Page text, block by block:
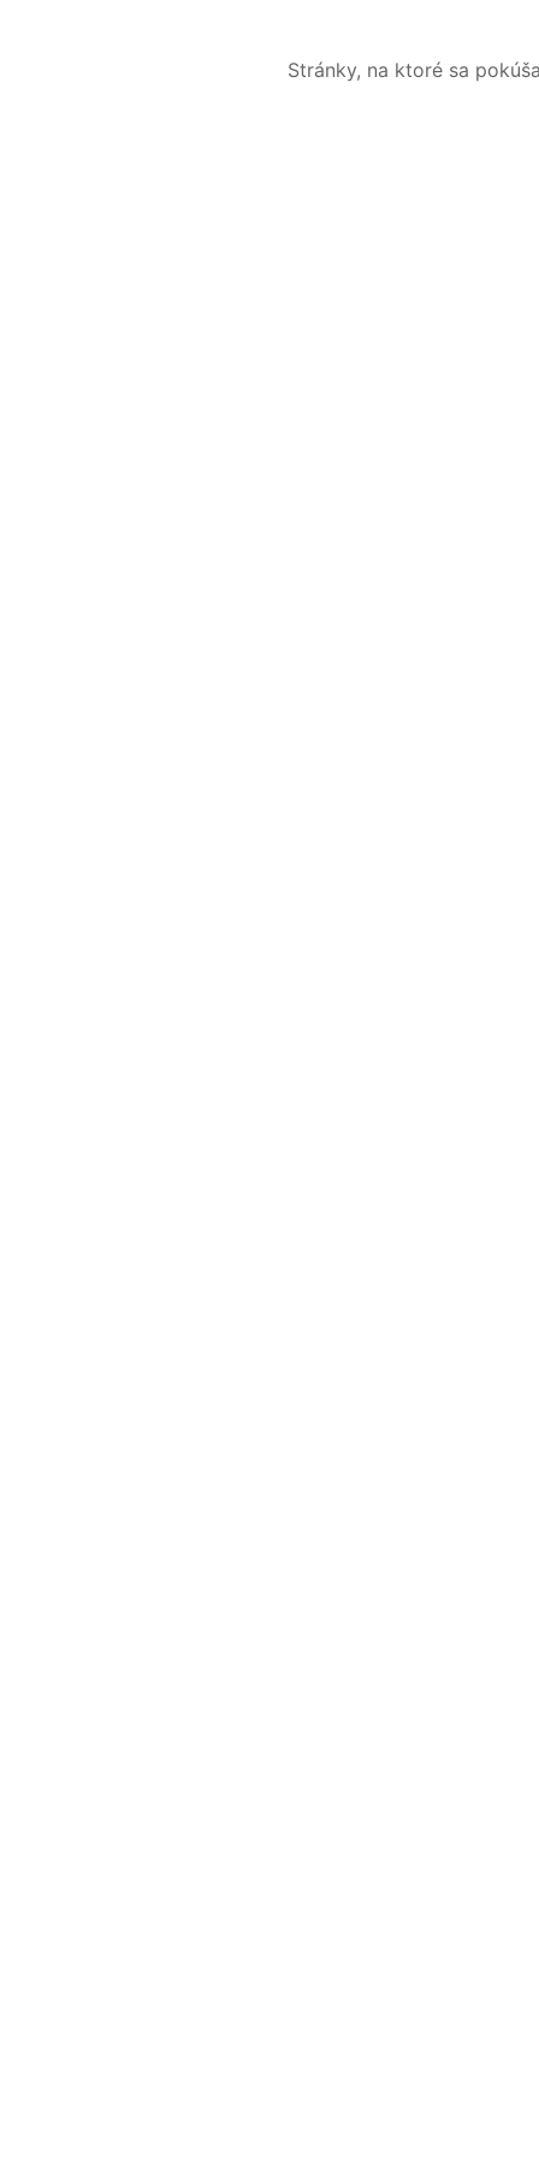
Stránky, na ktoré sa